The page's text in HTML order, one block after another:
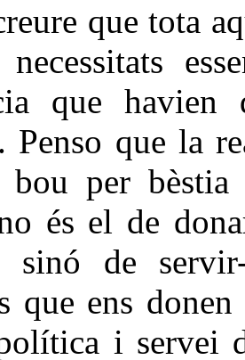
que tota
necessitats
que
Penso que la
bou per bèstia
és el de
sinó de
que ens
i servei